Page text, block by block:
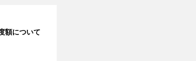
額について